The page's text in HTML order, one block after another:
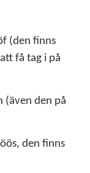
(den finns
få tag i på
(även den på
den finns